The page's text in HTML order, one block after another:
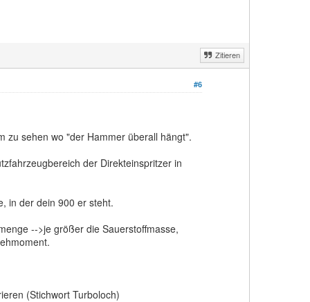
Zitieren
#6
zu sehen wo "der Hammer überall hängt".
der Direkteinspritzer in
in der dein 900 er steht.
-->je größer die Sauerstoffmasse,
(Stichwort Turboloch)